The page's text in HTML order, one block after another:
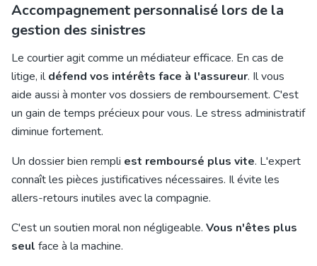
Accompagnement personnalisé lors de la
gestion des sinistres
Le courtier agit comme un médiateur efficace. En cas de
litige, ildéfend vos intérêts face à l'assureur. Il vous
aide aussi à monter vos dossiers de remboursement. C'est
un gain de temps précieux pour vous. Le stress administratif
diminue fortement.
Un dossier bien rempli est remboursé plus vite. L'expert
connaît les pièces justificatives nécessaires. Il évite les
allers-retours inutiles avec la compagnie.
C'est un soutien moral non négligeable. Vous n'êtes plus
seul face à la machine.